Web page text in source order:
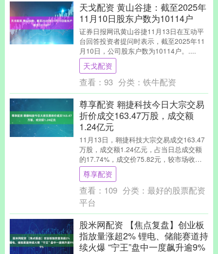
天戈配资 黄山谷捷：截至2025年
11月10日股东户数为10114户
证券日报网讯黄山谷捷11月13日在互动平
台回答投资者提问时表示，截至2025年11
月10日，公司股东户数为10114户。....
天戈配资
查看： 93 分类： 铁牛配资
尊享配资 翱捷科技今日大宗交易
折价成交163.47万股，成交额
1.24亿元
11月13日，翱捷科技大宗交易成交163.47
万股，成交额1.24亿元，占当日总成交额
的17.74%，成交价75.82元，较市场收盘
价86.16元折价12%。....
尊享配资
查看： 109 分类： 最好的股票配资
平台
股米网配资 【焦点复盘】创业板
指放量涨超2% 锂电、储能赛道持
续火爆 “宁王”盘中一度飙升逾9%